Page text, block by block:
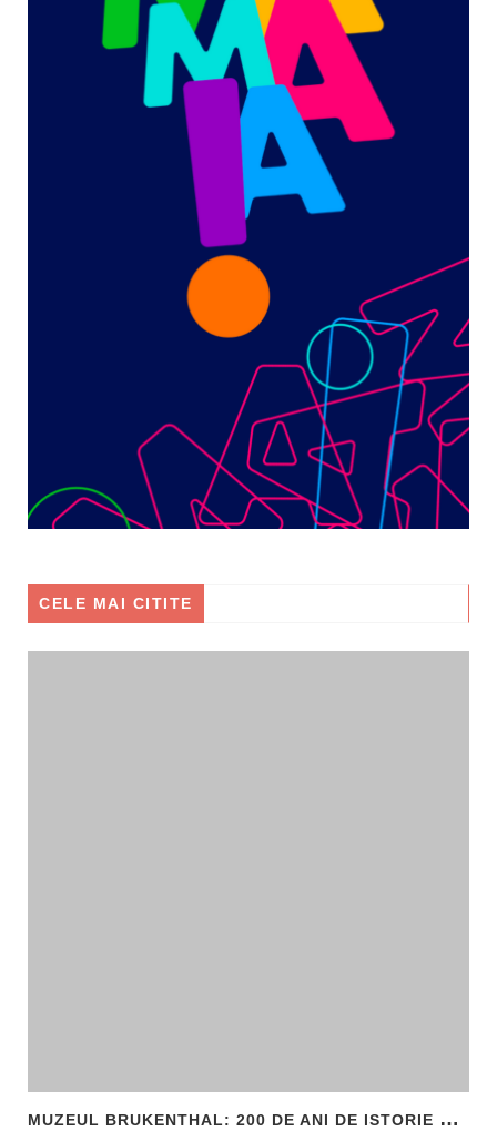
CELE MAI CITITE
M
UZEUL BRUKENTHAL: 200 DE ANI DE ISTORIE ȘI ARTĂ ÎN INIMA SIBIULUI